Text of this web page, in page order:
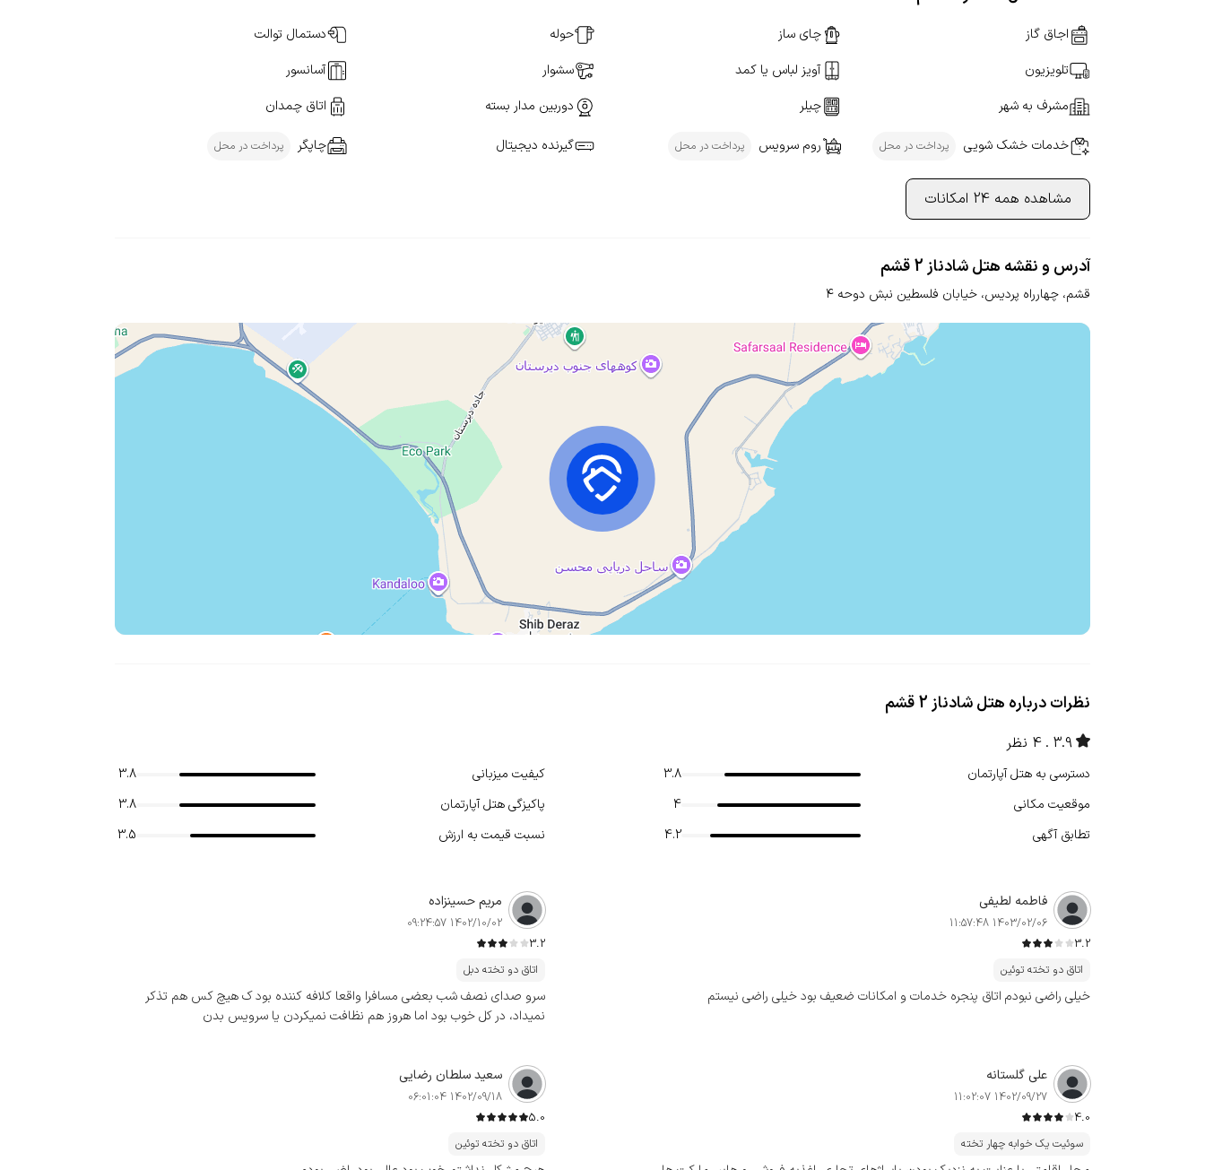
اجاق گاز چای ساز حوله
دستمال توالت
تلویزیون
آویز لباس یا کمد سشوار
آسانسور
مشرف به شهر
چیلر دوربین مدار بسته اتاق چمدان
خدمات خشک شویی پرداخت در محل روم سرویس پرداخت در محل گیرنده دیجیتال چاپگر پرداخت در محل
مشاهده همه 24 امکانات
آدرس و نقشه هتل شادناز 2 قشم
قشم، چهارراه پردیس، خیابان فلسطین نبش دوحه ۴
نظرات درباره هتل شادناز 2 قشم
3.9 4 نظر
دسترسی به هتل آپارتمان 3.8 کیفیت میزبانی
3.8
موقعیت مکانی
4 پاکیزگی هتل آپارتمان
3.8
تطابق آگهی
4.2 نسبت قیمت به ارزش 3.5
فاطمه لطیفی
1403/02/06 11:57:48
3.2
اتاق دو تخته توئین
خیلی راضی نبودم اتاق پنجره خدمات و امکانات ضعیف بود خیلی راضی نیستم
مریم حسینزاده
1402/10/02 09:24:57
3.2
اتاق دو تخته دبل
سرو صدای نصف شب بعضی مسافرا واقعا کلافه کننده بود ک هیچ کس هم تذکر
نمیداد، در کل خوب بود اما هروز هم نظافت نمیکردن یا سرویس بدن
علی گلستانه
1402/09/27 11:02:07
4.0
سوئیت یک خوابه چهار تخته
سعید سلطان رضایی
1402/09/18 06:01:04
5.0
اتاق دو تخته توئین